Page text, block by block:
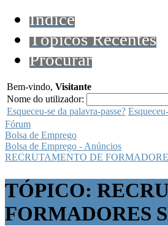
Índice
Tópicos Recentes
Procurar
Bem-vindo, Visitante
Nome do utilizador:
Esqueceu-se da palavra-passe?
Fórum
Bolsa de Emprego
Bolsa de Emprego - Anúncios
RECRUTAMENTO DE
TÓPICO:
FORMADORES